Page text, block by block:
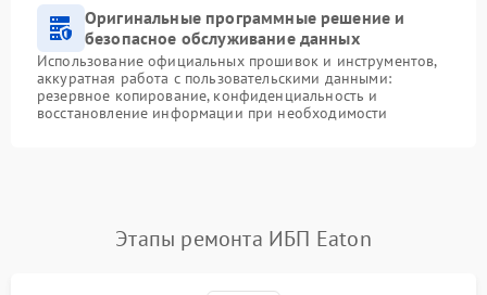
Оригинальные программные решение и
безопасное обслуживание данных
Использование официальных прошивок и инструментов,
аккуратная работа с пользовательскими данными:
резервное копирование, конфиденциальность и
восстановление информации при необходимости
Этапы ремонта ИБП Eaton